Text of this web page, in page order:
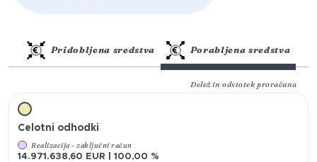
Pridobljena sredstva Porabljena sredstva
Delež in odstotek proračuna
Celotni odhodki
Realizacija - zaključni račun
14.971.638,60 EUR | 100,00 %